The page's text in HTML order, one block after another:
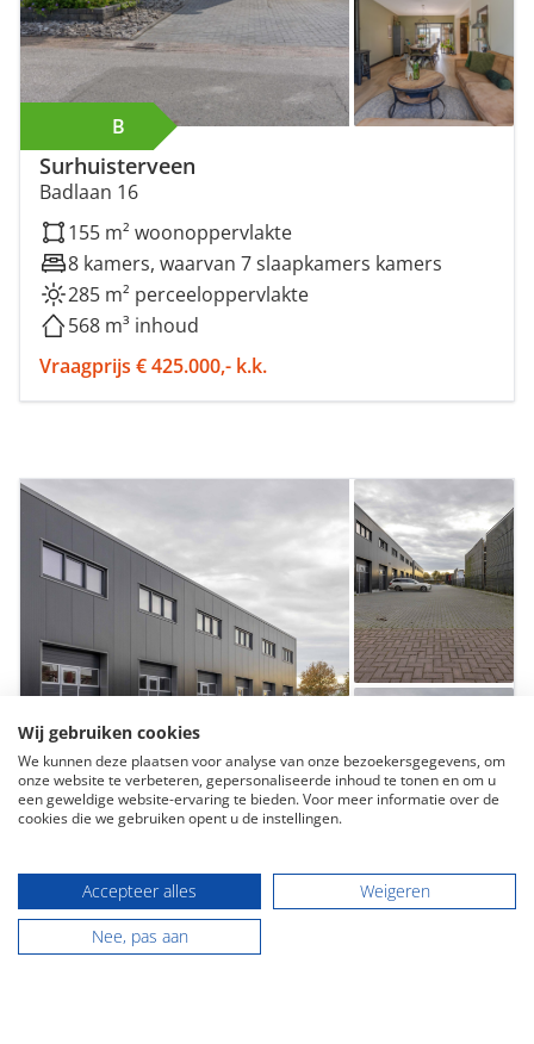
B
Surhuisterveen
Badlaan 16
155 m² woonoppervlakte
8 kamers, waarvan 7 slaapkamers kamers
285 m² perceeloppervlakte
568 m³ inhoud
Vraagprijs € 425.000,- k.k.
Surhuisterveen
Rooilijn 5l
Wij gebruiken cookies
We kunnen deze plaatsen voor analyse van onze bezoekersgegevens, om
onze website te verbeteren, gepersonaliseerde inhoud te tonen en om u
een geweldige website-ervaring te bieden. Voor meer informatie over de
cookies die we gebruiken opent u de instellingen.
Accepteer alles
Weigeren
Nee, pas aan